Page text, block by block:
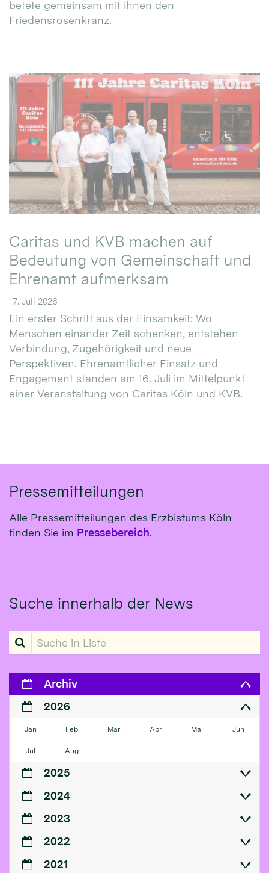
betete gemeinsam mit ihnen den
Friedensrosenkranz.
Caritas und KVB machen auf
Bedeutung von Gemeinschaft und
Ehrenamt aufmerksam
17. Juli 2026
Ein erster Schritt aus der Einsamkeit: Wo
Menschen einander Zeit schenken, entstehen
Verbindung, Zugehörigkeit und neue
Perspektiven. Ehrenamtlicher Einsatz und
Engagement standen am 16. Juli im Mittelpunkt
einer Veranstaltung von Caritas Köln und KVB.
Pressemitteilungen
Alle Pressemitteilungen des Erzbistums Köln
finden Sie im Pressebereich.
Suche innerhalb der News
Suche in Liste
Archiv
2026
Jan Feb Mär Apr Mai Jun
Jul Aug
2025
2024
2023
2022
2021